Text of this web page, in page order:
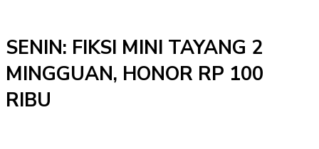
SENIN: FIKSI MINI TAYANG 2
MINGGUAN, HONOR RP 100
RIBU